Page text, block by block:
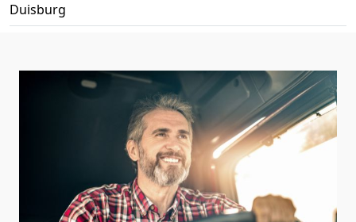
Duisburg